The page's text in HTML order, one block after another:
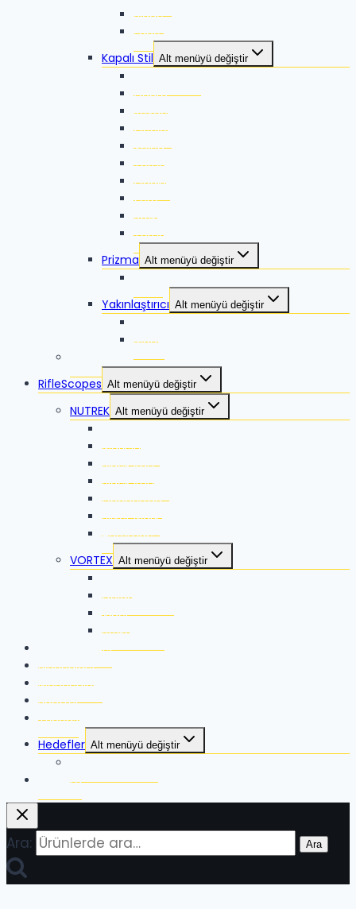
Blade
Edge
Kapalı Stil Alt menüyü değiştir
Guard
Rovac
Ocelot
Volca
Torna
Quake
Zero
Strike
Torna 2
Prizma Alt menüyü değiştir
Yakınlaştırıcı Alt menüyü değiştir
Mago
RifleScopes Alt menüyü değiştir
NUTREK Alt menüyü değiştir
Marksman
Black Iron
Black Iron ES
Coppertag
Silver Mark
Auromac
VORTEX Alt menüyü değiştir
Golden Eagle
Viper
Strike Eagle
RangeFinders
Binoculars
Monoculars
Spotter
Tripods
Hedefler Alt menüyü değiştir
Mağaza
Ara: Ara